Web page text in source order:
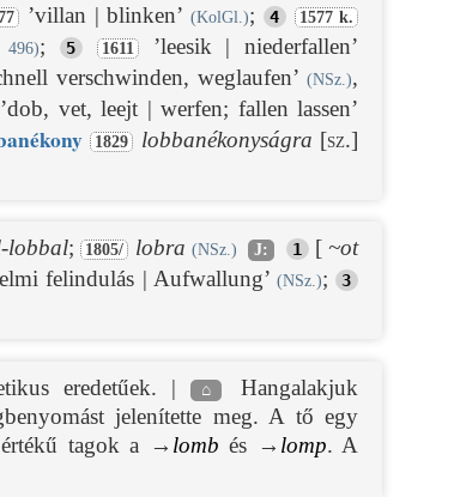
’villan | blinken’(KolGl.); 4 1577 k.
; 5 1611 ’leesik | niederfallen’
verschwinden, weglaufen’(NSz.),
’dob, vet, leejt | werfen; fallen lassen’
ékony 1829 lobbanékonyságra [sz.]
lobbal; 1805/ lobra (NSz.) J: 1 [ ~ot
felindulás | Aufwallung’(NSz.); 3
eredetűek. | ⌂
Hangalakjuk
jelenítette meg. A tő egy
értékű tagok a → lomb és → lomp. A